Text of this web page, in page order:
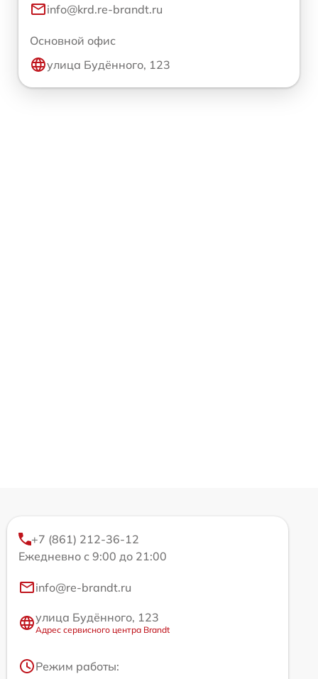
info@krd.re-brandt.ru
Основной офис
улица Будённого, 123
+7 (861) 212-36-12
Ежедневно с 9:00 до 21:00
info@re-brandt.ru
улица Будённого, 123
Адрес сервисного центра Brandt
Режим работы: